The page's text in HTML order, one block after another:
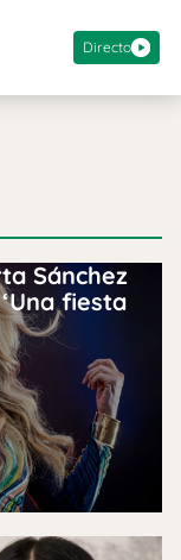
Directo
Sánchez
fiesta